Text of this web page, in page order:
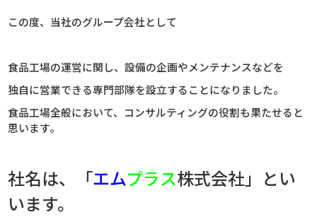
この度、当社のグループ会社として
食品工場の運営に関し、設備の企画やメンテナンスなどを
独自に営業できる専門部隊を設立することになりました。
食品工場全般において、コンサルティングの役割も果たせると
思います。
社名は、「エムプラス株式会社」とい
います。